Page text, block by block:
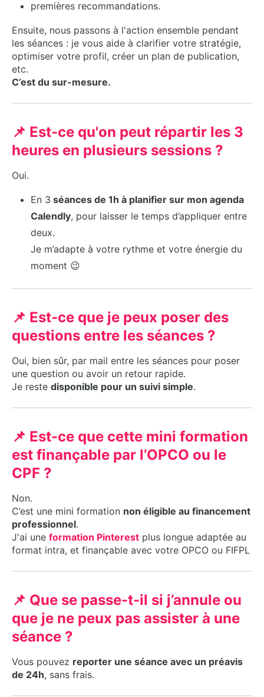
premières recommandations.
Ensuite, nous passons à l'action ensemble pendant
les séances : je vous aide à clarifier votre stratégie,
optimiser votre profil, créer un plan de publication,
etc.
C’est du sur-mesure.
📌 Est-ce qu'on peut répartir les 3
heures en plusieurs sessions ?
Oui.
En 3 séances de 1h à planifier sur mon agenda
Calendly, pour laisser le temps d’appliquer entre
deux.
Je m’adapte à votre rythme et votre énergie du
moment 😉
📌 Est-ce que je peux poser des
questions entre les séances ?
Oui, bien sûr, par mail entre les séances pour poser
une question ou avoir un retour rapide.
Je reste disponible pour un suivi simple.
📌 Est-ce que cette mini formation
est finançable par l’OPCO ou le
CPF ?
Non.
C’est une mini formation non éligible au financement
professionnel.
J'ai une formation Pinterest plus longue adaptée au
format intra, et finançable avec votre OPCO ou FIFPL
📌 Que se passe-t-il si j’annule ou
que je ne peux pas assister à une
séance ?
Vous pouvez reporter une séance avec un préavis
de 24h, sans frais.